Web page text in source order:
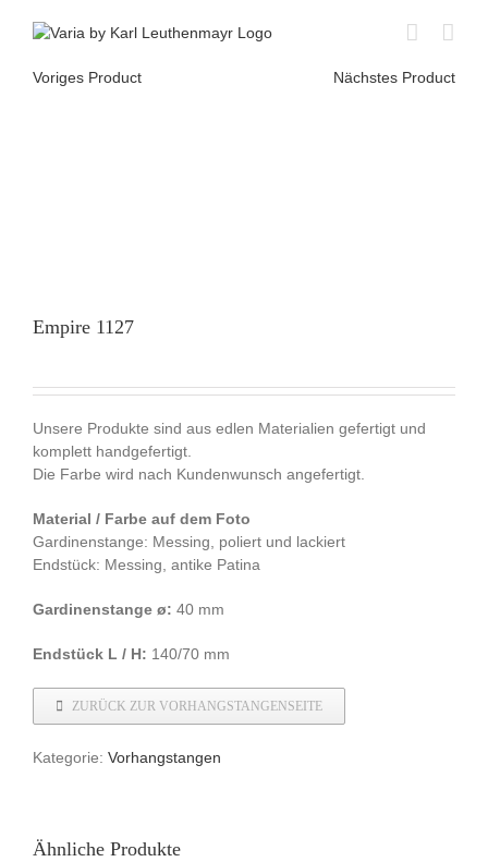
Voriges Product
Nächstes Product
Empire 1127
Unsere Produkte sind aus edlen Materialien gefertigt und
komplett handgefertigt.
Die Farbe wird nach Kundenwunsch angefertigt.
Material / Farbe auf dem Foto
Gardinenstange: Messing, poliert und lackiert
Endstück: Messing, antike Patina
Gardinenstange ø: 40 mm
Endstück L / H: 140/70 mm
ZURÜCK ZUR VORHANGSTANGENSEITE
Kategorie: Vorhangstangen
Ähnliche Produkte